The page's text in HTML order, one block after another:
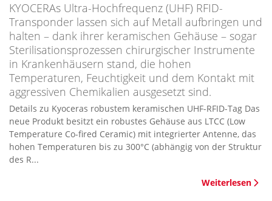
KYOCERAs Ultra-Hochfrequenz (UHF) RFID-
Transponder lassen sich auf Metall aufbringen und
halten – dank ihrer keramischen Gehäuse – sogar
Sterilisationsprozessen chirurgischer Instrumente
in Krankenhäusern stand, die hohen
Temperaturen, Feuchtigkeit und dem Kontakt mit
aggressiven Chemikalien ausgesetzt sind.
Details zu Kyoceras robustem keramischen UHF-RFID-Tag Das
neue Produkt besitzt ein robustes Gehäuse aus LTCC (Low
Temperature Co-fired Ceramic) mit integrierter Antenne, das
hohen Temperaturen bis zu 300°C (abhängig von der Struktur
des R...
Weiterlesen